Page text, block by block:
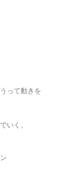
って動きを
いく。